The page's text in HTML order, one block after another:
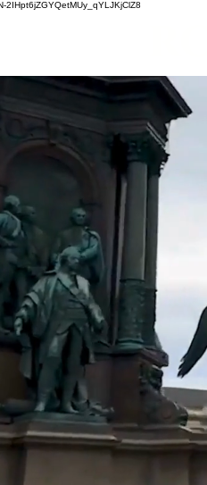
2IHpt6jZGYQetMUy_qYLJKjClZ8